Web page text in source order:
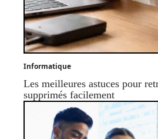
Informatique
Les meilleures astuces pour
supprimés facilement